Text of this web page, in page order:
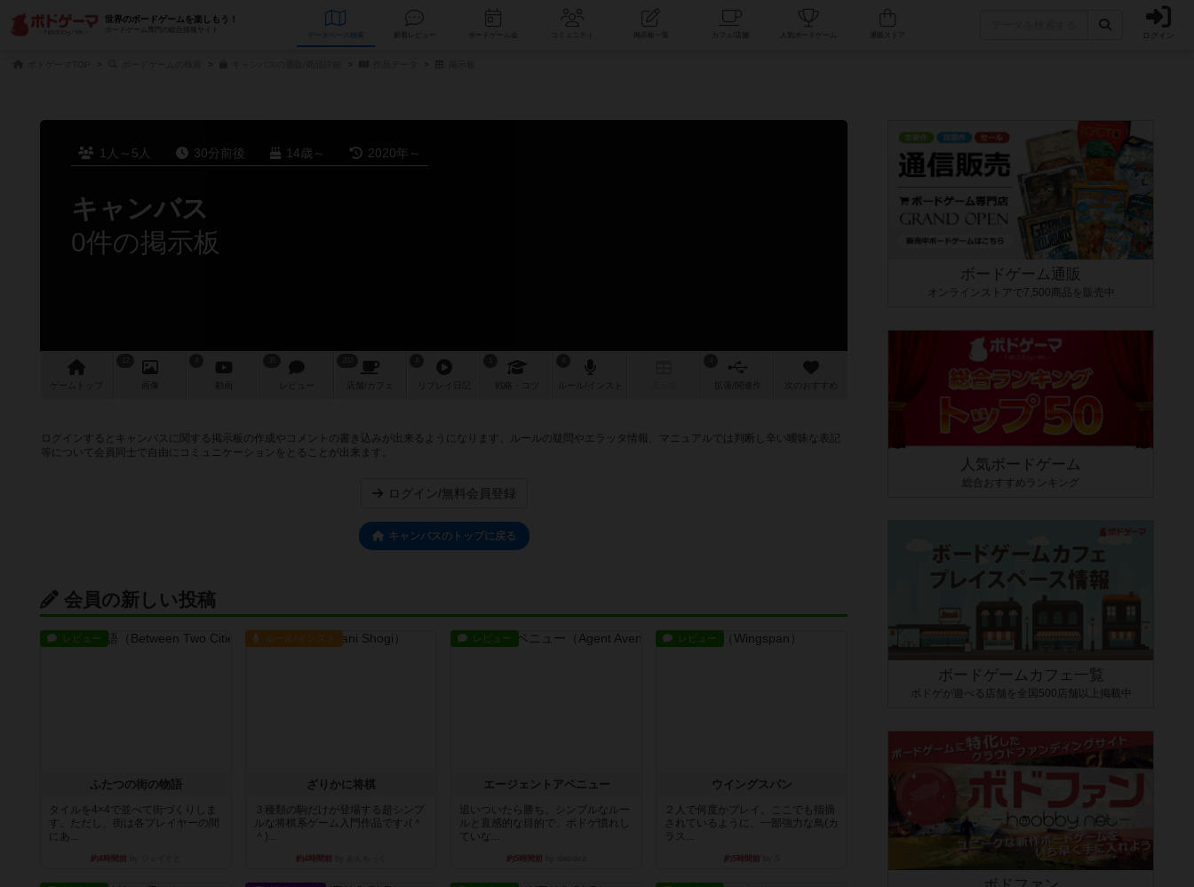
世界のボードゲームを楽しもう！
ボードゲーム専門の総合情報サイト
データベース コミュニティ 人気ボードゲーム ログイン
1人～5人 30分前後 14歳～ 2020年～
キャンバス
0件の掲示板
ゲーム 画像 レビュー 店舗/ カフェ 戦略 作 次のおすすめ
ログインするとキャンバスに関する掲示板の作成やコメントの書き込みが出来るようになります。ルールの疑問やエラッタ情報、マニュアルでは判断し辛い曖昧な表記
等について会員同士で自由にコミュニケーションをとることが出来ます。
ログイン/無料会員登録
キャンバスのトップに戻る
会員の新しい投稿
レビュー
ふたつの街の物語
タイルを4×4で並べて街づくりしま
す。ただし、街は各プレイヤーの間
にあ...
約4時間前
ルール/インスト
ざりかに将棋
３種類の駒だけが登場する超シンプ
ルな将棋系ゲーム入門作品です♪(＾
＾)...
約4時間前
レビュー
エージェントアベニュー
追いついたら勝ち。シンプルなルー
ルと直感的な目的で、ボドゲ慣れし
ていな...
約5時間前
レビュー
ウイングスパン
２人で何度かプレイ。ここでも指摘
されているように、一部強力な鳥(カ
ラス...
約5時間前
ボードゲーム通販
オンラインストアで7,500商品を販売中
人気ボードゲーム
総合おすすめランキング
ボードゲームカフェ一覧
ボドゲが遊べる店舗を全国500店舗以上掲載中